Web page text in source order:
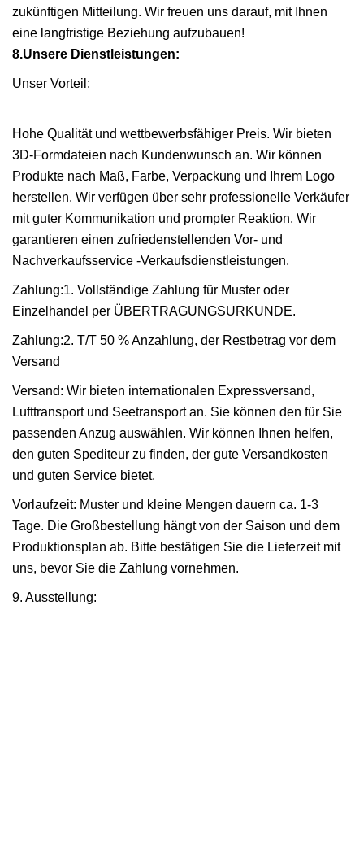
zukünftigen Mitteilung. Wir freuen uns darauf, mit Ihnen
eine langfristige Beziehung aufzubauen!
8.Unsere Dienstleistungen:
Unser Vorteil:
Hohe Qualität und wettbewerbsfähiger Preis. Wir bieten
3D-Formdateien nach Kundenwunsch an. Wir können
Produkte nach Maß, Farbe, Verpackung und Ihrem Logo
herstellen. Wir verfügen über sehr professionelle Verkäufer
mit guter Kommunikation und prompter Reaktion. Wir
garantieren einen zufriedenstellenden Vor- und
Nachverkaufsservice -Verkaufsdienstleistungen.
Zahlung:1. Vollständige Zahlung für Muster oder
Einzelhandel per ÜBERTRAGUNGSURKUNDE.
Zahlung:2. T/T 50 % Anzahlung, der Restbetrag vor dem
Versand
Versand: Wir bieten internationalen Expressversand,
Lufttransport und Seetransport an. Sie können den für Sie
passenden Anzug auswählen. Wir können Ihnen helfen,
den guten Spediteur zu finden, der gute Versandkosten
und guten Service bietet.
Vorlaufzeit: Muster und kleine Mengen dauern ca. 1-3
Tage. Die Großbestellung hängt von der Saison und dem
Produktionsplan ab. Bitte bestätigen Sie die Lieferzeit mit
uns, bevor Sie die Zahlung vornehmen.
9. Ausstellung: